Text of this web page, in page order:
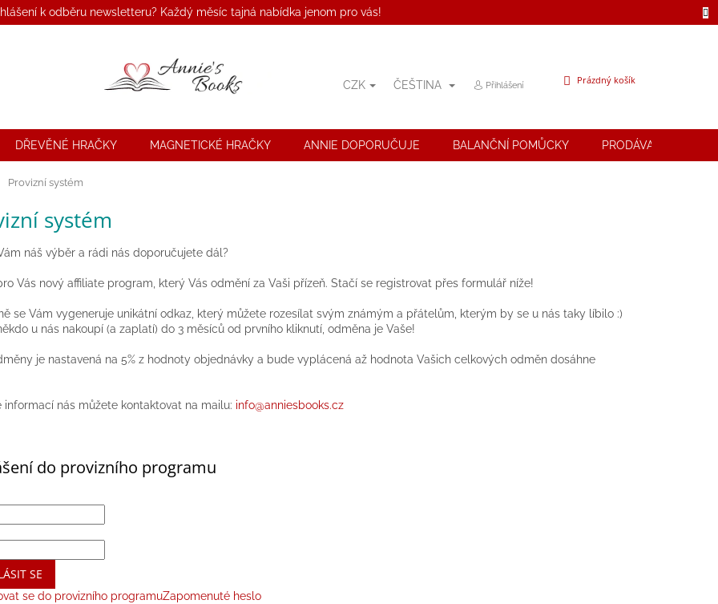
k odběru newsletteru? Každý měsíc tajná nabídka jenom pro vás!
CZK ČEŠTINA Přihlášení
NÁKUPNÍ
Prázdný košík
DŘEVĚNÉ HRAČKY MAGNETICKÉ HRAČKY ANNIE DOPORUČUJE BALANČNÍ POMŮCKY PRODÁVANÉ ZNAČKY
Provizní systém
systém
Vám náš výběr a rádi nás doporučujete dál?
Vás nový affiliate program, který Vás odmění za Vaši přízeň. Stačí se registrovat přes formulář níže!
se Vám vygeneruje unikátní odkaz, který můžete rozesílat svým známým a přátelům, kterým by se u nás taky líbilo :)
u nás nakoupí (a zaplatí) do 3 měsíců od prvního kliknutí, odměna je Vaše!
je nastavená na 5% z hodnoty objednávky a bude vyplácená až hodnota Vašich celkových odměn dosáhne
informací nás můžete kontaktovat na mailu: info@anniesbooks.cz
do provizního programu
SE
se do provizního programuZapomenuté heslo